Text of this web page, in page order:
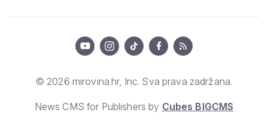
© 2026 mirovina.hr, Inc. Sva prava zadržana.
News CMS for Publishers by Cubes BIGCMS